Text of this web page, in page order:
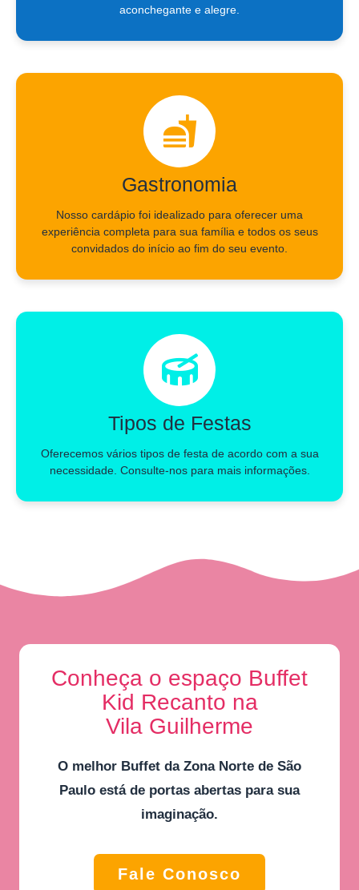
aconchegante e alegre.
Gastronomia
Nosso cardápio foi idealizado para oferecer uma
experiência completa para sua família e todos os seus
convidados do início ao fim do seu evento.
Tipos de Festas
Oferecemos vários tipos de festa de acordo com a sua
necessidade. Consulte-nos para mais informações.
Conheça o espaço Buffet
Kid Recanto na
Vila Guilherme
O melhor Buffet da Zona Norte de São
Paulo está de portas abertas para sua
imaginação.
Fale Conosco